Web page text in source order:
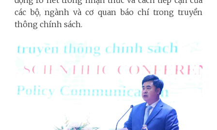
các bộ, ngành và cơ quan báo chí trong truyền
thông chính sách.